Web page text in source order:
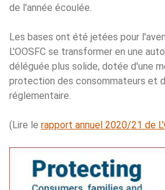
de l'année écoulée.
Les bases ont été jetées pour
L'OOSFC se transformer en une
déléguée plus solide, dotée d'une
protection des consommateurs et
réglementaire.
(Lire le rapport annuel 2020/21 de